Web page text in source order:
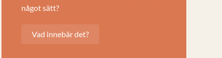
något sätt?
Vad innebär det?